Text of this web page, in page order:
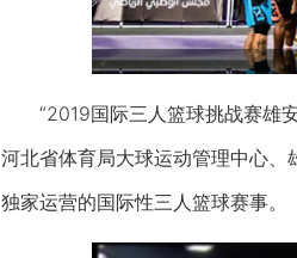
“2019国际三人篮球挑战赛雄安
河北省体育局大球运动管理中心
独家运营的国际性三人篮球赛事。